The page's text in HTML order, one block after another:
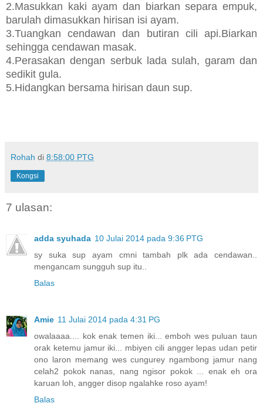
2.Masukkan kaki ayam dan biarkan separa empuk,
barulah dimasukkan hirisan isi ayam.
3.Tuangkan cendawan dan butiran cili api.Biarkan
sehingga cendawan masak.
4.Perasakan dengan serbuk lada sulah, garam dan
sedikit gula.
5.Hidangkan bersama hirisan daun sup.
Rohah di 8:58:00 PTG
Kongsi
7 ulasan:
adda syuhada 10 Julai 2014 pada 9:36 PTG
sy suka sup ayam cmni tambah plk ada cendawan..
mengancam sungguh sup itu..
Balas
Amie 11 Julai 2014 pada 4:31 PG
owalaaaa.... kok enak temen iki... emboh wes puluan taun
orak ketemu jamur iki... mbiyen cili angger lepas udan petir
ono laron memang wes cungurey ngambong jamur nang
celah2 pokok nanas, nang ngisor pokok ... enak eh ora
karuan loh, angger disop ngalahke roso ayam!
Balas